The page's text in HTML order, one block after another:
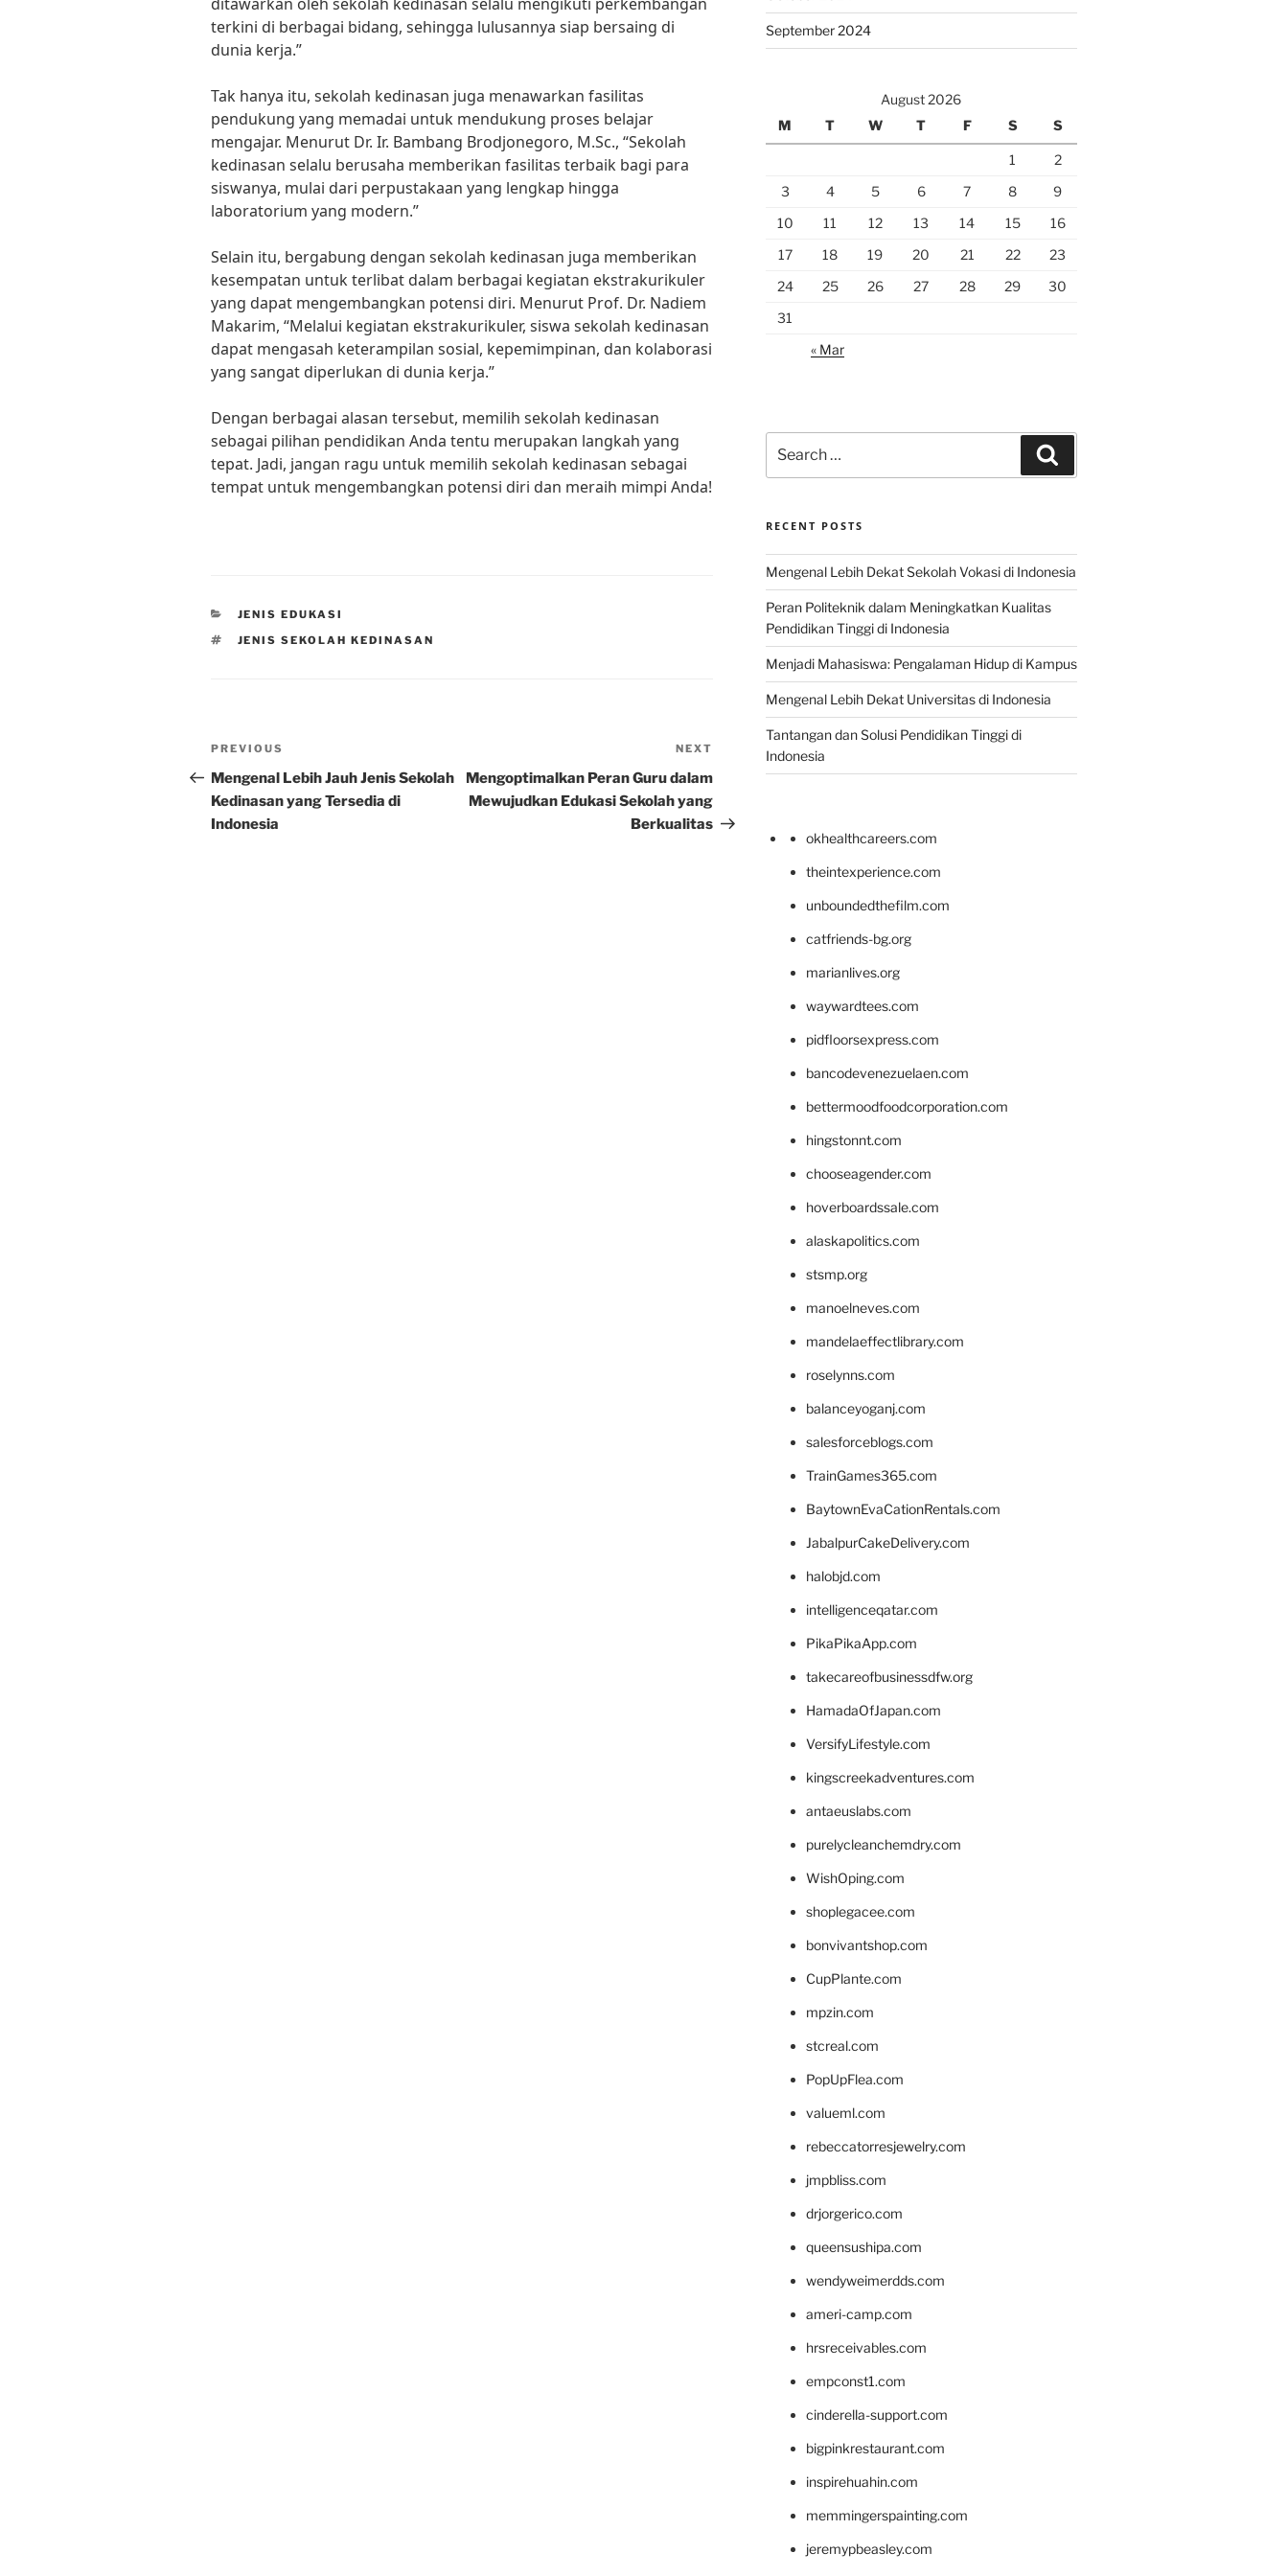
terkini di berbagai bidang, sehingga lulusannya siap bersaing di
dunia kerja.”
Tak hanya itu, sekolah kedinasan juga menawarkan fasilitas
pendukung yang memadai untuk mendukung proses belajar
mengajar. Menurut Dr. Ir. Bambang Brodjonegoro, M.Sc., “Sekolah
kedinasan selalu berusaha memberikan fasilitas terbaik bagi para
siswanya, mulai dari perpustakaan yang lengkap hingga
laboratorium yang modern.”
Selain itu, bergabung dengan sekolah kedinasan juga memberikan
kesempatan untuk terlibat dalam berbagai kegiatan ekstrakurikuler
yang dapat mengembangkan potensi diri. Menurut Prof. Dr. Nadiem
Makarim, “Melalui kegiatan ekstrakurikuler, siswa sekolah kedinasan
dapat mengasah keterampilan sosial, kepemimpinan, dan kolaborasi
yang sangat diperlukan di dunia kerja.”
Dengan berbagai alasan tersebut, memilih sekolah kedinasan
sebagai pilihan pendidikan Anda tentu merupakan langkah yang
tepat. Jadi, jangan ragu untuk memilih sekolah kedinasan sebagai
tempat untuk mengembangkan potensi diri dan meraih mimpi Anda!
CATEGORIES
JENIS EDUKASI
TAGS
JENIS SEKOLAH KEDINASAN
Post
navigation
Previous
Post
PREVIOUS
Mengenal Lebih Jauh Jenis Sekolah
Kedinasan yang Tersedia di
Indonesia
Post
NEXT
Mengoptimalkan Peran Guru dalam
Mewujudkan Edukasi Sekolah yang
Berkualitas
September 2024
August 2026
M
T W T F S S
1
2
3
4 5 6 7 8
9
10
11 12 13 14 15
16
17
18 19 20 21 22
23
24
25 26 27 28 29
30
31
« Mar
for:
RECENT POSTS
Mengenal Lebih Dekat Sekolah Vokasi di Indonesia
Peran Politeknik dalam Meningkatkan Kualitas
Pendidikan Tinggi di Indonesia
Menjadi Mahasiswa: Pengalaman Hidup di Kampus
Mengenal Lebih Dekat Universitas di Indonesia
Tantangan dan Solusi Pendidikan Tinggi di
Indonesia
okhealthcareers.com
theintexperience.com
unboundedthefilm.com
catfriends-bg.org
marianlives.org
waywardtees.com
pidfloorsexpress.com
bancodevenezuelaen.com
bettermoodfoodcorporation.com
hingstonnt.com
chooseagender.com
hoverboardssale.com
alaskapolitics.com
stsmp.org
manoelneves.com
mandelaeffectlibrary.com
roselynns.com
balanceyoganj.com
salesforceblogs.com
TrainGames365.com
BaytownEvaCationRentals.com
JabalpurCakeDelivery.com
halobjd.com
intelligenceqatar.com
PikaPikaApp.com
takecareofbusinessdfw.org
HamadaOfJapan.com
VersifyLifestyle.com
kingscreekadventures.com
antaeuslabs.com
purelycleanchemdry.com
WishOping.com
shoplegacee.com
bonvivantshop.com
CupPlante.com
mpzin.com
stcreal.com
PopUpFlea.com
valueml.com
rebeccatorresjewelry.com
jmpbliss.com
drjorgerico.com
queensushipa.com
wendyweimerdds.com
ameri-camp.com
hrsreceivables.com
empconst1.com
cinderella-support.com
bigpinkrestaurant.com
inspirehuahin.com
memmingerspainting.com
jeremypbeasley.com